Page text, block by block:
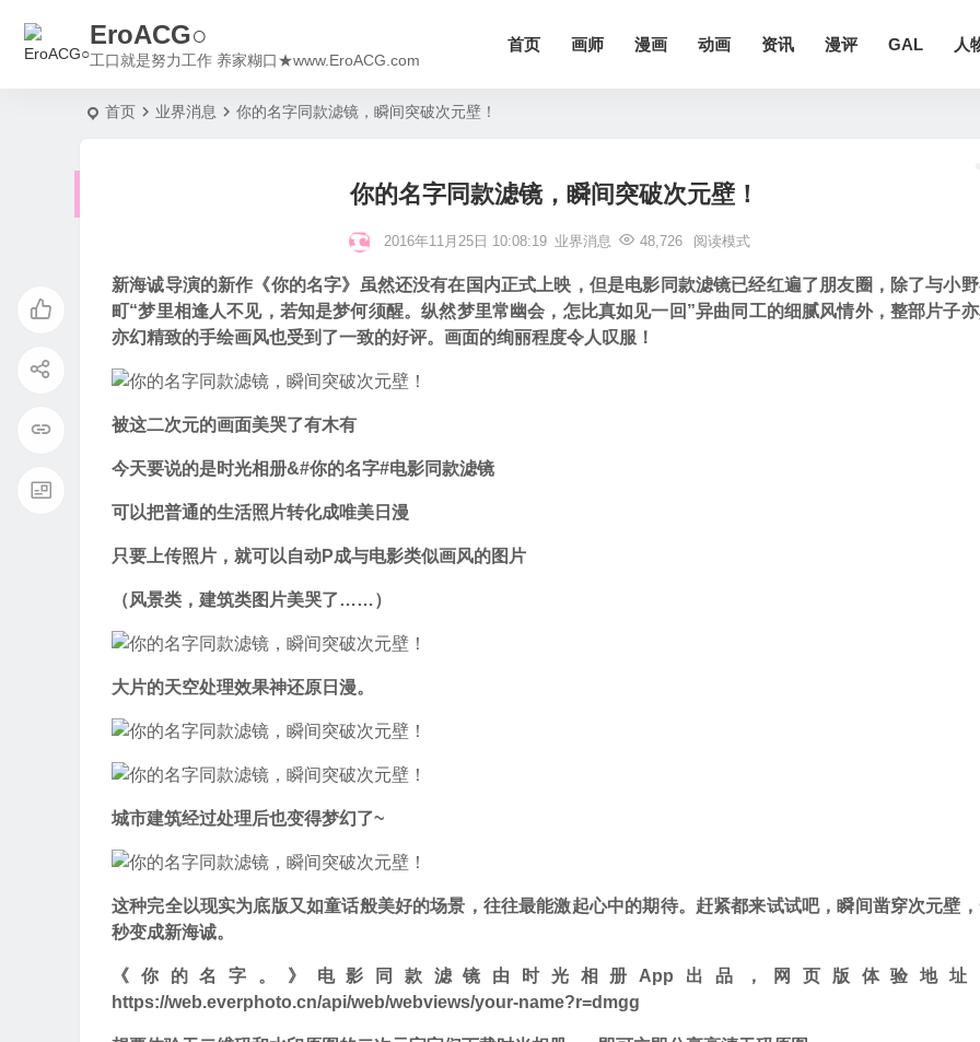
EroACG○
工口就是努力工作 养家糊口★www.EroACG.com
首页 画师 漫画 动画 资讯 漫评 GAL 人
首页 业界消息 你的名字同款滤镜，瞬间突破次元壁！
你的名字同款滤镜，瞬间突破次元壁！
2016年11月25日 10:08:19 业界消息 48,726 阅读模式
新海诚导演的新作《你的名字》虽然还没有在国内正式上映，但是电影同款滤镜已经红遍了朋友圈，除了与小
町“梦里相逢人不见，若知是梦何须醒。纵然梦里常幽会，怎比真如见一回”异曲同工的细腻风情外，整部片子
亦幻精致的手绘画风也受到了一致的好评。画面的绚丽程度令人叹服！
被这二次元的画面美哭了有木有
今天要说的是时光相册&#你的名字#电影同款滤镜
可以把普通的生活照片转化成唯美日漫
只要上传照片，就可以自动P成与电影类似画风的图片
（风景类，建筑类图片美哭了……）
大片的天空处理效果神还原日漫。
城市建筑经过处理后也变得梦幻了~
这种完全以现实为底版又如童话般美好的场景，往往最能激起心中的期待。赶紧都来试试吧，瞬间凿穿次元壁
秒变成新海诚。
《你的名字。》电影同款滤镜由时光相册App出品，网页版体验地址
https://web.everphoto.cn/api/web/webviews/your-name?r=dmgg